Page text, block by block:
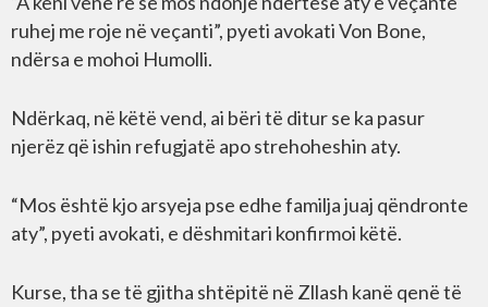
ruhej me roje në veçanti”, pyeti avokati Von Bone,
ndërsa e mohoi Humolli.
Ndërkaq, në këtë vend, ai bëri të ditur se ka pasur
njerëz që ishin refugjatë apo strehoheshin aty.
“Mos është kjo arsyeja pse edhe familja juaj qëndronte
aty”, pyeti avokati, e dëshmitari konfirmoi këtë.
Kurse, tha se të gjitha shtëpitë në Zllash kanë qenë të